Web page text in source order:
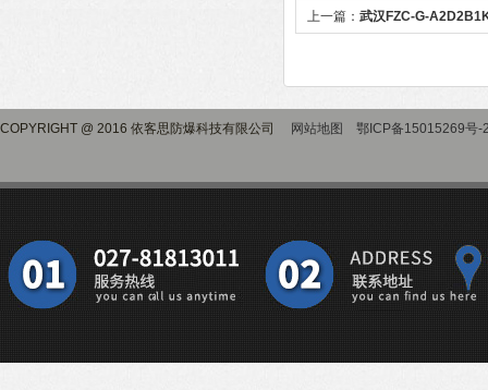
上一篇： 武汉FZC-G-
COPYRIGHT @ 2016 依客思防爆科技有限公司 网站地图 鄂ICP备15015269号-